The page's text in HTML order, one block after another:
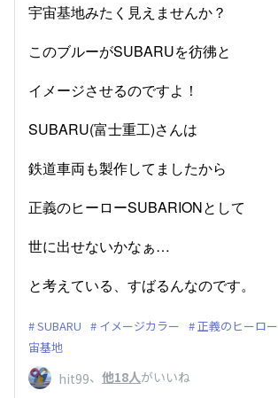
宇宙基地みたく見えませんか？
このブルーがSUBARUを彷彿と
イメージさせるのですよ！
SUBARU(富士重工)さんは
鉄道車両も製作してましたから
正義のヒーローSUBARIONとして
世に出せないかなぁ…
と考えている、すばるんなのです。
SUBARU イメージカラー 正義のヒーロー
宙基地
hit99、 他18人がいいね